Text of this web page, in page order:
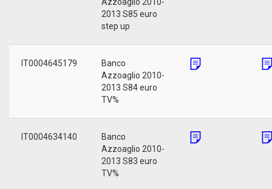
2013 S85 euro
step up
IT0004645179
Banco
Azzoaglio 2010-
2013 S84 euro
TV%
IT0004634140
Banco
Azzoaglio 2010-
2013 S83 euro
TV%